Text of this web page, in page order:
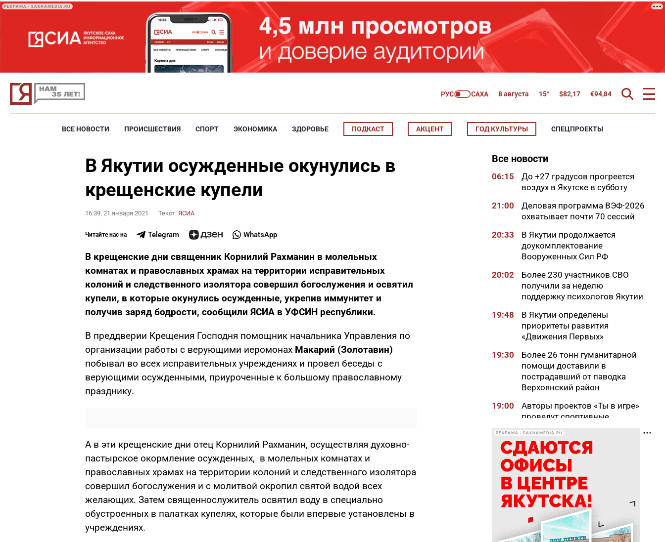
РЕКЛАМА • SAKHAMEDIA.RU
8 августа 15° $82,17 €94,84
ВСЕ НОВОСТИ ПРОИСШЕСТВИЯ СПОРТ ЭКОНОМИКА ЗДОРОВЬЕ ПОДКАСТ АКЦЕНТ ГОД КУЛЬТУРЫ СПЕЦПРОЕКТЫ
В Якутии осужденные окунулись в
крещенские купели
16:39, 21 января 2021 Текст: ЯСИА
Читайте нас на Telegram WhatsApp
В крещенские дни священник Корнилий Рахманин в молельных
комнатах и православных храмах на территории исправительных
колоний и следственного изолятора совершил богослужения и освятил
купели, в которые окунулись осужденные, укрепив иммунитет и
получив заряд бодрости, сообщили ЯСИА в УФСИН республики.
В преддверии Крещения Господня помощник начальника Управления по
организации работы с верующими иеромонах Макарий (Золотавин)
побывал во всех исправительных учреждениях и провел беседы с
верующими осужденными, приуроченные к большому православному
празднику.
А в эти крещенские дни отец Корнилий Рахманин, осуществляя духовно-
пастырское окормление осужденных, в молельных комнатах и
православных храмах на территории колоний и следственного изолятора
совершил богослужения и с молитвой окропил святой водой всех
желающих. Затем священнослужитель освятил воду в специально
обустроенных в палатках купелях, которые были впервые установлены в
учреждениях.
Все новости
06:15
До +27 градусов прогреется
воздух в Якутске в субботу
21:00
Деловая программа ВЭФ-2026
охватывает почти 70 сессий
20:33
В Якутии продолжается
доукомплектование
Вооруженных Сил РФ
20:02
Более 230 участников СВО
получили за неделю
поддержку психологов Якутии
19:48
В Якутии определены
приоритеты развития
«Движения Первых»
19:30
Более 26 тонн гуманитарной
помощи доставили в
пострадавший от паводка
Верхоянский район
19:00
Авторы проектов «Ты в игре»
проведут спортивные
физкультурника
18:40
Приметы на 8 августа 2026
года: что можно и нельзя
делать в Ермолаев день
18:18
ВТБ: россияне увеличивают
расходы на спорт и здоровый
образ жизни
18:16
Сенатор Борисов назвал
РЕКЛАМА • SAKHAMEDIA.RU